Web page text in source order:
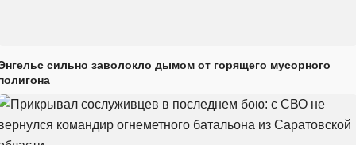
сильно заволокло дымом от горящего мусорного